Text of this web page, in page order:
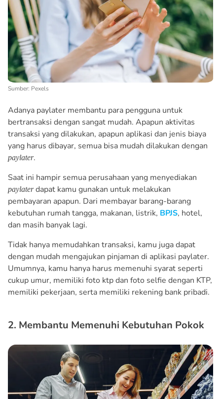
Sumber: Pexels
Adanya paylater membantu para pengguna untuk
bertransaksi dengan sangat mudah. Apapun aktivitas
transaksi yang dilakukan, apapun aplikasi dan jenis biaya
yang harus dibayar, semua bisa mudah dilakukan dengan
paylater.
Saat ini hampir semua perusahaan yang menyediakan
paylaterdapat kamu gunakan untuk melakukan
pembayaran apapun. Dari membayar barang-barang
kebutuhan rumah tangga, makanan, listrik, BPJS, hotel,
dan masih banyak lagi.
Tidak hanya memudahkan transaksi, kamu juga dapat
dengan mudah mengajukan pinjaman di aplikasi paylater.
Umumnya, kamu hanya harus memenuhi syarat seperti
cukup umur, memiliki foto ktp dan foto selfie dengan KTP,
memiliki pekerjaan, serta memiliki rekening bank pribadi.
2. Membantu Memenuhi Kebutuhan Pokok